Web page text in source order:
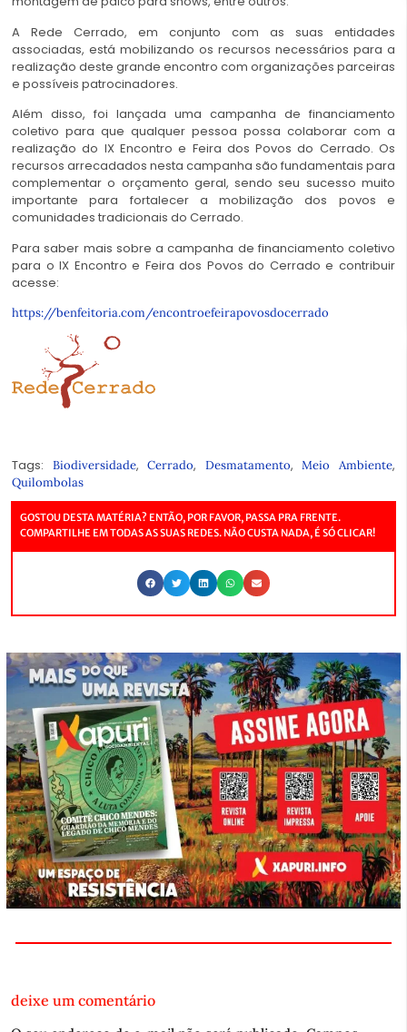
A Rede Cerrado, em conjunto com as suas entidades
associadas, está mobilizando os recursos necessários para a
realização deste grande encontro com organizações parceiras
e possíveis patrocinadores.
Além disso, foi lançada uma campanha de financiamento
coletivo para que qualquer pessoa possa colaborar com a
realização do IX Encontro e Feira dos Povos do Cerrado. Os
recursos arrecadados nesta campanha são fundamentais para
complementar o orçamento geral, sendo seu sucesso muito
importante para fortalecer a mobilização dos povos e
comunidades tradicionais do Cerrado.
Para saber mais sobre a campanha de financiamento coletivo
para o IX Encontro e Feira dos Povos do Cerrado e contribuir
acesse:
https://benfeitoria.com/encontroefeirapovosdocerrado
Tags: Biodiversidade,Cerrado, Desmatamento,Meio Ambiente,
Quilombolas
GOSTOU DESTA MATÉRIA? ENTÃO, POR FAVOR, PASSA PRA FRENTE.
COMPARTILHE EM TODAS AS SUAS REDES. NÃO CUSTA NADA, É SÓ CLICAR!
deixe um comentário